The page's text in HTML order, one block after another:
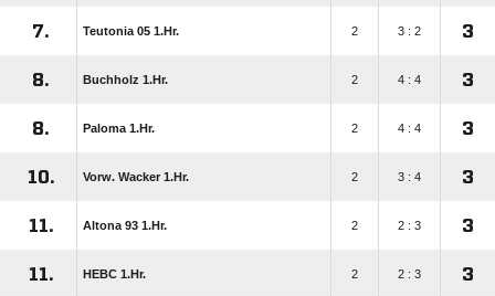
7. Teutonia 05 1.Hr. 2 3 : 2 3
8. Buchholz 1.Hr. 2 4 : 4 3
8. Paloma 1.Hr. 2 4 : 4 3
10. Vorw. Wacker 1.Hr. 2 3 : 4 3
11. Altona 93 1.Hr. 2 2 : 3 3
11. HEBC 1.Hr. 2 2 : 3 3